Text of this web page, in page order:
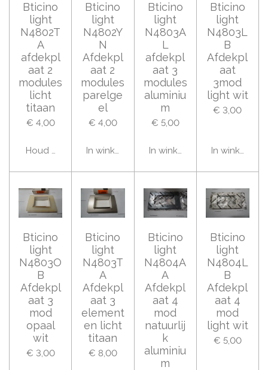
Bticino
light
N4802T
A
afdekpl
aat 2
modules
licht
titaan
€ 4,00
Houd mij op de hoogte
Bticino
light
N4802Y
N
Afdekpl
aat 2
modules
parelge
el
€ 4,00
In winkelwagen
Bticino
light
N4803A
L
afdekpl
aat 3
modules
aluminiu
m
€ 5,00
In winkelwagen
Bticino
light
N4803L
B
Afdekpl
aat
3mod
light wit
€ 3,00
In
Bticino
light
N4803O
B
Afdekpl
aat 3
mod
opaal
wit
€ 3,00
Bticino
light
N4803T
A
Afdekpl
aat 3
element
en licht
titaan
€ 8,00
Bticino
light
N4804A
A
Afdekpl
aat 4
mod
natuurlij
k
aluminiu
m
Bticino
light
N4804L
B
Afdekpl
aat 4
mod
light wit
€ 5,00